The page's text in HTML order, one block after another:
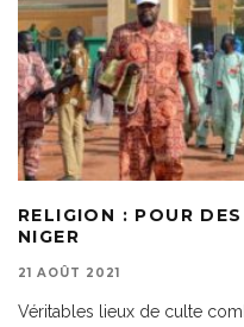
RELIGION : POUR
NIGER
21 AOÛT 2021
Véritables lieux de culte